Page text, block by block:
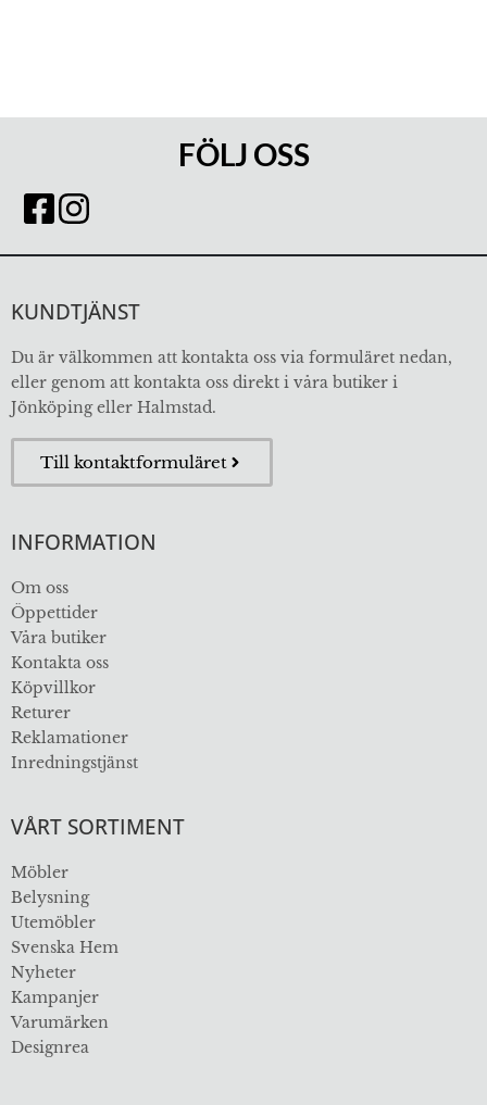
FÖLJ OSS
KUNDTJÄNST
Du är välkommen att kontakta oss via formuläret nedan,
eller genom att kontakta oss direkt i våra butiker i
Jönköping eller Halmstad.
Till kontaktformuläret
INFORMATION
Om oss
Öppettider
Våra butiker
Kontakta oss
Köpvillkor
Returer
Reklamationer
Inredningstjänst
VÅRT SORTIMENT
Möbler
Belysning
Utemöbler
Svenska Hem
Nyheter
Kampanjer
Varumärken
Designrea